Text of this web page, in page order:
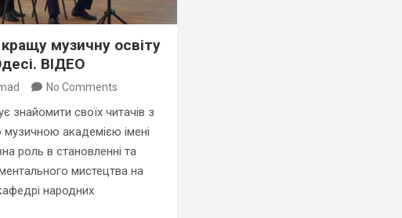
музичну освіту
ВІДЕО
No Comments
своїх читачів з
академією імені
роль в становленні та
мистецтва на
народних